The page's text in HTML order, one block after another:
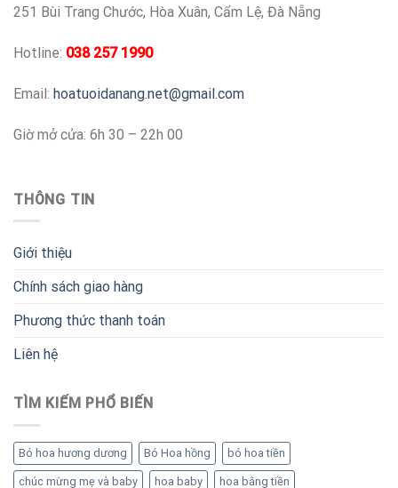
251 Bùi Trang Chước, Hòa Xuân, Cẩm Lệ, Đà Nẵng
Hotline: 038 257 1990
Email: hoatuoidanang.net@gmail.com
Giờ mở cửa: 6h 30 – 22h 00
THÔNG TIN
Giới thiệu
Chính sách giao hàng
Phương thức thanh toán
Liên hệ
TÌM KIẾM PHỔ BIẾN
Bó hoa hương dương Bó Hoa hồng bó hoa tiền
chúc mừng mẹ và baby hoa baby hoa bằng tiền